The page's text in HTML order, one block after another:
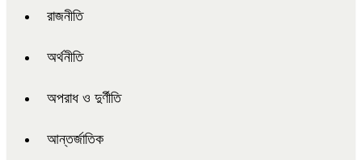
রাজনীতি
অর্থনীতি
অপরাধ ও দুর্ণীতি
আন্তর্জাতিক